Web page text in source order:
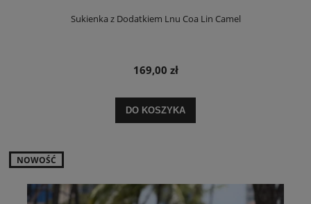
Sukienka z Dodatkiem Lnu Coa Lin Camel
169,00 zł
DO KOSZYKA
NOWOŚĆ